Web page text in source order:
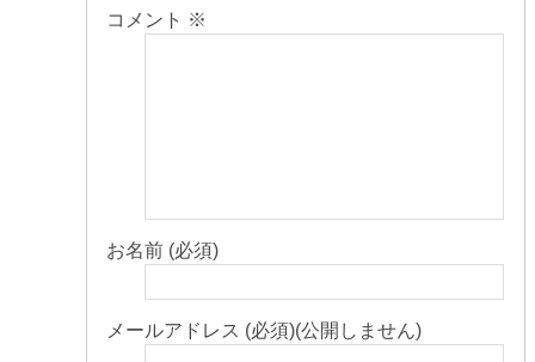
コメント ※
お名前 (必須)
メールアドレス (必須)(公開しません)